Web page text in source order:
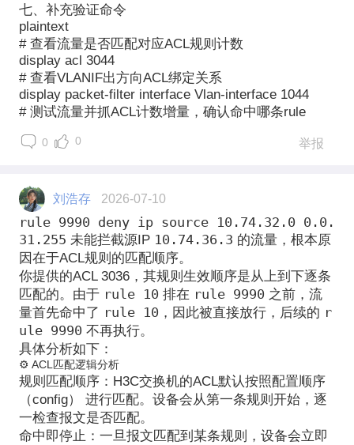
七、补充验证命令
plaintext
# 查看流量是否匹配对应ACL规则计数
display acl 3044
# 查看VLANIF出方向ACL绑定关系
display packet-filter interface Vlan-interface 1044
# 测试流量并抓ACL计数增量，确认命中哪条rule
0 0 举报
刘浩存 2026-07-10
rule 9990 deny ip source 10.74.32.0 0.0.
31.255 未能拦截源IP 10.74.36.3 的流量， 根本原
因在于ACL规则的匹配顺序。
你提供的ACL 3036，其规则生效顺序是从上到下逐条
匹配的。由于 rule 10 排在 rule 9990 之前，流
量首先命中了 rule 10 ，因此被直接放行，后续的 r
ule 9990 不再执行。
具体分析如下：
⚙️ ACL匹配逻辑分析
规则匹配顺序：H3C交换机的ACL默认按照配置顺序
（config）
进行匹配。设备会从第一条规则开始，逐
一检查报文是否匹配。
命中即停止 ：一旦报文匹配到某条规则，设备会立即